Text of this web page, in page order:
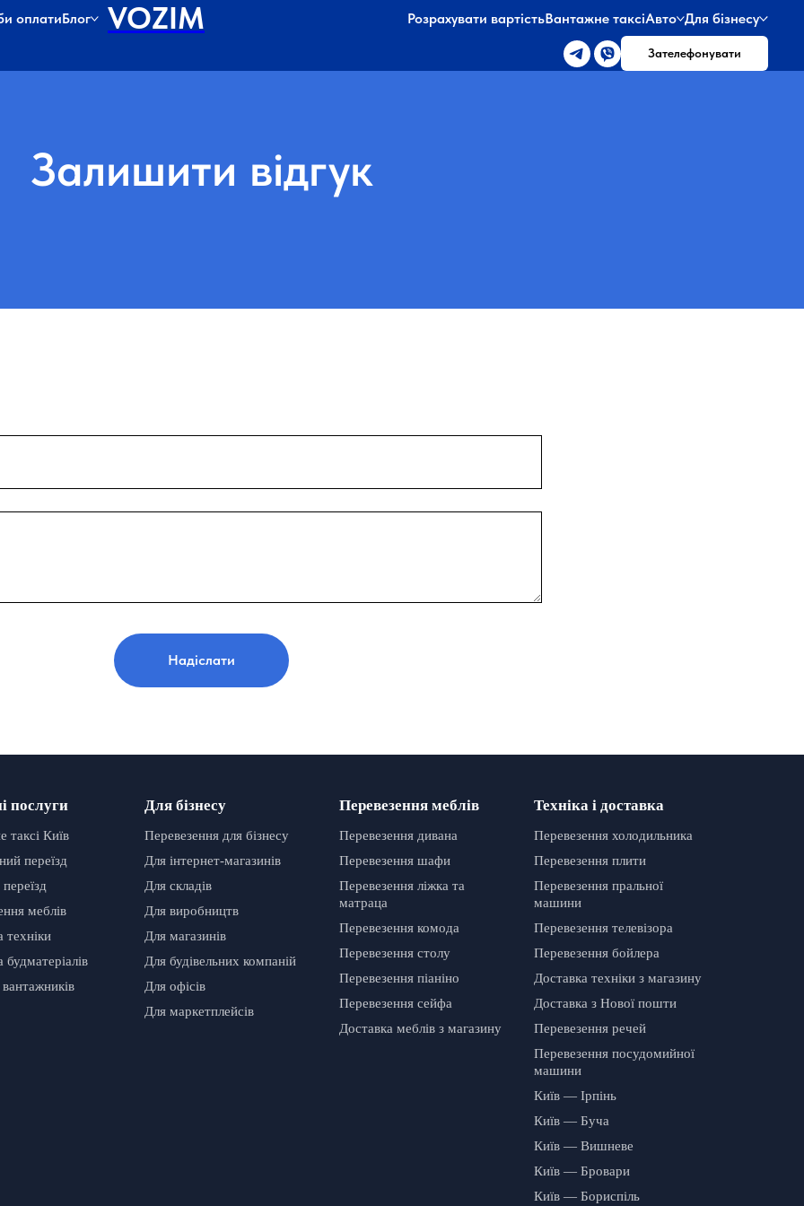
оплатиБлог VOZIM Розрахувати вартістьВантажне таксіАвто Для бізнесу
Зателефонувати
Залишити відгук
Надіслати
послуги
таксі Київ
переїзд
меблів
техніки
будматеріалів
Для бізнесу
Перевезення для бізнесу
Для інтернет-магазинів
Для складів
Для виробництв
Для магазинів
Для будівельних компаній
Для офісів
Для маркетплейсів
Перевезення меблів
Перевезення дивана
Перевезення шафи
Перевезення ліжка та
матраца
Перевезення комода
Перевезення столу
Перевезення піаніно
Перевезення сейфа
Доставка меблів з магазину
Техніка і доставка
Перевезення холодильника
Перевезення плити
Перевезення пральної
машини
Перевезення телевізора
Перевезення бойлера
Доставка техніки з магазину
Доставка з Нової пошти
Перевезення речей
Перевезення посудомийної
машини
Київ — Ірпінь
Київ — Буча
Київ — Вишневе
Київ — Бровари
Київ — Бориспіль